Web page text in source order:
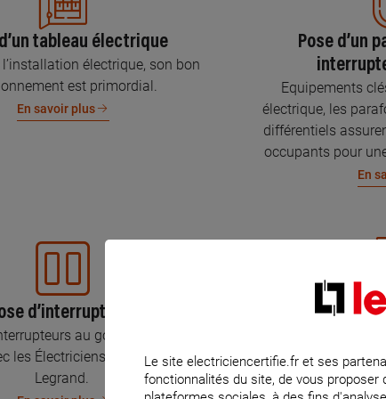
tableau électrique
électrique, son bon
est primordial.
En savoir plus
Pose d’un
Equipements
électrique, les
différentiels
occupants pour
En
d’interrupteurs
au goût du jour, c’est
les Électriciens Certifiés par
Legrand.
Mise aux
Parce que
protection de
Le site electriciencertifie.fr et ses
fonctionnalités du site, de vous